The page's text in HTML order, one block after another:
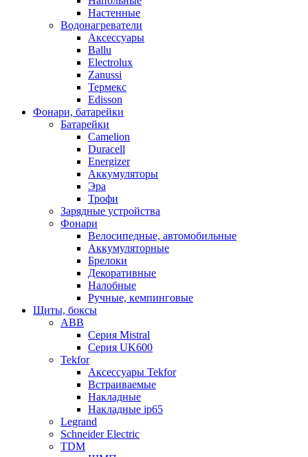
Настенные
Водонагреватели
Аксессуары
Ballu
Electrolux
Zanussi
Термекс
Edisson
Фонари, батарейки
Батарейки
Camelion
Duracell
Energizer
Аккумуляторы
Эра
Трофи
Зарядные устройства
Фонари
Велосипедные, автомобильные
Аккумуляторные
Брелоки
Декоративные
Налобные
Ручные, кемпинговые
Щиты, боксы
ABB
Серия Mistral
Серия UK600
Tekfor
Аксессуары Tekfor
Встраиваемые
Накладные
Накладные ip65
Legrand
Schneider Electric
TDM